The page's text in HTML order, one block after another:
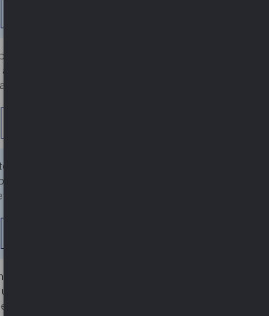
come
quantificazione
del fondo e
al termine di
si è
requisito di
di residenza e
provvedimento
di residenza